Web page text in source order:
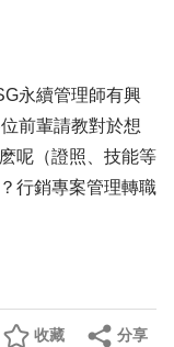
永續管理師有興
前輩請教對於想
呢（證照、技能等
行銷專案管理轉職
分享
收藏